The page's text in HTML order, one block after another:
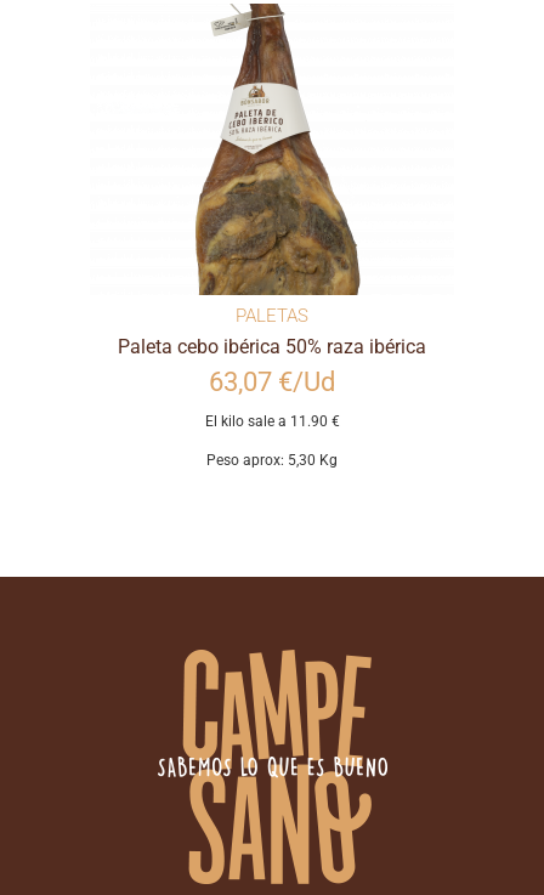
PALETAS
Paleta cebo ibérica 50% raza ibérica
63,07 €/Ud
El kilo sale a 11.90 €
Peso aprox: 5,30 Kg